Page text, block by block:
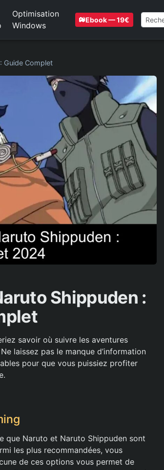
Optimisation
Windows
Ebook — 19€
Guide Complet
Shippuden :
savoir où suivre les aventures
laissez pas le manque d’information
pour que vous puissiez profiter
que Naruto et Naruto Shippuden sont
les plus recommandées, vous
de ces options vous permet de